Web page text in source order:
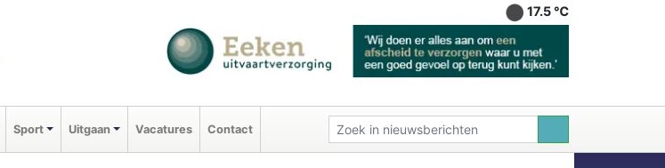
17.5 ℃
Sport Uitgaan Vacatures Contact